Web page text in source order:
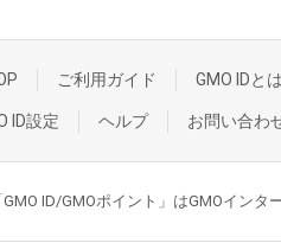
ご利用ガイド GMO IDとは
ID設定 ヘルプ お問い合わ
GMO ID/GMOポイント」はGMOイン